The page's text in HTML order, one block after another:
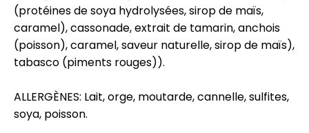
(protéines de soya hydrolysées, sirop de maïs,
caramel), cassonade, extrait de tamarin, anchois
(poisson), caramel, saveur naturelle, sirop de maïs),
tabasco (piments rouges)).
ALLERGÈNES: Lait, orge, moutarde, cannelle, sulfites,
soya, poisson.